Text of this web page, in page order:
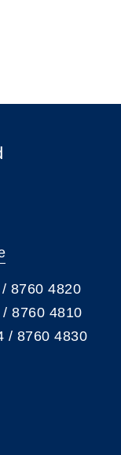
4820
8760 4810
/ 8760 4830